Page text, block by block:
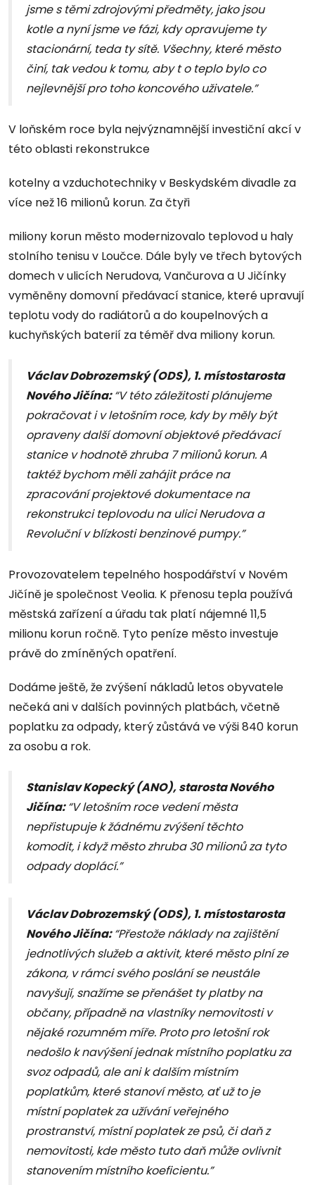
jsme s těmi zdrojovými předměty, jako jsou
kotle a nyní jsme ve fázi, kdy opravujeme ty
stacionární, teda ty sítě. Všechny, které město
činí, tak vedou k tomu, aby t o teplo bylo co
nejlevnější pro toho koncového uživatele.”
V loňském roce byla nejvýznamnější investiční akcí v
této oblasti rekonstrukce
kotelny a vzduchotechniky v Beskydském divadle za
více než 16 milionů korun. Za čtyři
miliony korun město modernizovalo teplovod u haly
stolního tenisu v Loučce. Dále byly ve třech bytových
domech v ulicích Nerudova, Vančurova a U Jičínky
vyměněny domovní předávací stanice, které upravují
teplotu vody do radiátorů a do koupelnových a
kuchyňských baterií za téměř dva miliony korun.
Václav Dobrozemský (ODS), 1. místostarosta
Nového Jičína:“V této záležitosti plánujeme
pokračovat i v letošním roce, kdy by měly být
opraveny další domovní objektové předávací
stanice v hodnotě zhruba 7 milionů korun. A
taktéž bychom měli zahájit práce na
zpracování projektové dokumentace na
rekonstrukci teplovodu na ulici Nerudova a
Revoluční v blízkosti benzinové pumpy.”
Provozovatelem tepelného hospodářství v Novém
Jičíně je společnost Veolia. K přenosu tepla používá
městská zařízení a úřadu tak platí nájemné 11,5
milionu korun ročně. Tyto peníze město investuje
právě do zmíněných opatření.
Dodáme ještě, že zvýšení nákladů letos obyvatele
nečeká ani v dalších povinných platbách, včetně
poplatku za odpady, který zůstává ve výši 840 korun
za osobu a rok.
Stanislav Kopecký (ANO), starosta Nového
Jičína:“V letošním roce vedení města
nepřistupuje k žádnému zvýšení těchto
komodit, i když město zhruba 30 milionů za tyto
odpady doplácí.”
Václav Dobrozemský (ODS), 1. místostarosta
Nového Jičína:“Přestože náklady na zajištění
jednotlivých služeb a aktivit, které město plní ze
zákona, v rámci svého poslání se neustále
navyšují, snažíme se přenášet ty platby na
občany, případně na vlastníky nemovitosti v
nějaké rozumném míře. Proto pro letošní rok
nedošlo k navýšení jednak místního poplatku za
svoz odpadů, ale ani k dalším místním
poplatkům, které stanoví město, ať už to je
místní poplatek za užívání veřejného
prostranství, místní poplatek ze psů, či daň z
nemovitosti, kde město tuto daň může ovlivnit
stanovením místního koeficientu.”